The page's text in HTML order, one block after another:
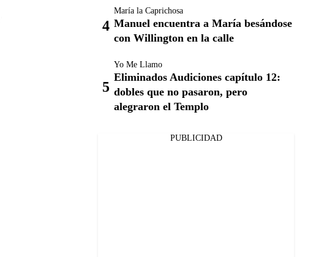
María la Caprichosa
Manuel encuentra a María besándose
con Willington en la calle
Yo Me Llamo
Eliminados Audiciones capítulo 12:
dobles que no pasaron, pero
alegraron el Templo
PUBLICIDAD